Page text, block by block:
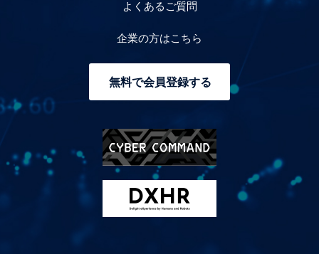
よくあるご質問
企業の方はこちら
無料で会員登録する